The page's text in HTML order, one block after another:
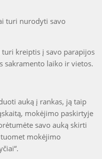
turi nurodyti savo
kreiptis į savo parapijos
sakramento laiko ir vietos.
auką į rankas, ją taip
mokėjimo paskirtyje
savo auką skirti
mokėjimo